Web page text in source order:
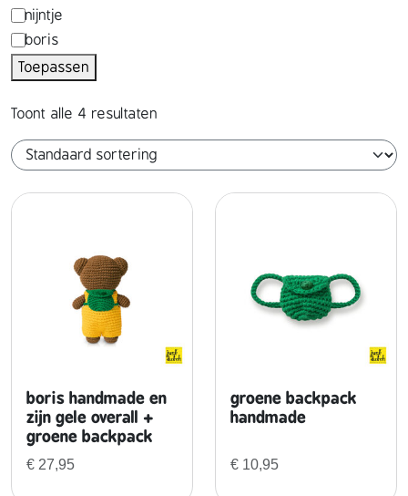
e
m
a
'
&
s
p
e
r
s
o
n
a
nijntje
boris
Toepassen
Toont alle 4 resultaten
boris handmade en
zijn gele overall +
groene backpack
€ 27,95
groene backpack
handmade
€ 10,95